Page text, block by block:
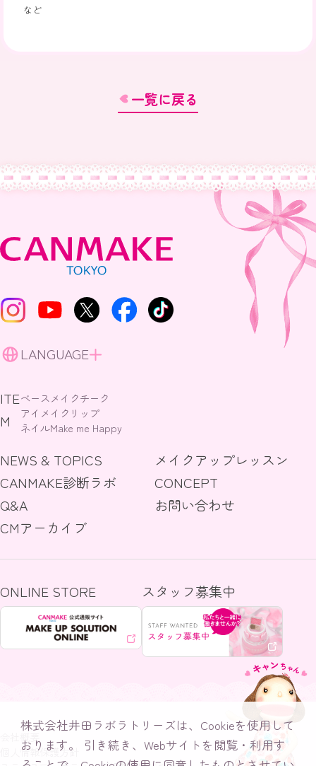
株式会社井田ラボラトリーズは、Cookieを使用して
おります。
引き続き、Webサイトを閲覧・利用す
など
一覧に戻る
LANGUAGE
ITE
M
ベースメイクチーク
アイメイク リップ
ネイルMake me Happy
NEWS & TOPICS
メイクアップレッスン
CANMAKE診断ラボ
CONCEPT
Q&A
お問い合わせ
CMアーカイブ
ONLINE STORE スタッフ募集中
会社概要
個人情報保護方針